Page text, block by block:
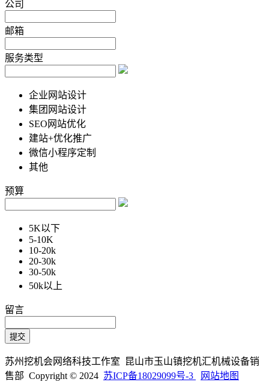
公司
邮箱
服务类型
企业网站设计
集团网站设计
SEO网站优化
建站+优化推广
微信小程序定制
其他
预算
5K以下
5-10K
10-20k
20-30k
30-50k
50k以上
留言
苏州挖机会网络科技工作室 昆山市玉山镇挖机汇机械设备销
售部 Copyright © 2024 苏ICP备18029099号-3 网站地图